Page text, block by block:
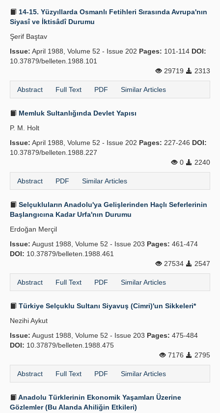
14-15. Yüzyıllarda Osmanlı Fetihleri Sırasında Avrupa'nın
Siyasî ve İktisâdî Durumu
Şerif Baştav
Issue: April 1988, Volume 52 - Issue 202 Pages: 101-114 DOI:
10.37879/belleten.1988.101
29719
2313
Abstract Full Text PDF Similar Articles
Memluk Sultanlığında Devlet Yapısı
P. M. Holt
Issue: April 1988, Volume 52 - Issue 202 Pages: 227-246 DOI:
10.37879/belleten.1988.227
0
2240
Abstract PDF Similar Articles
Selçukluların Anadolu'ya Gelişlerinden Haçlı Seferlerinin
Başlangıcına Kadar Urfa'nın Durumu
Erdoğan Merçil
Issue: August 1988, Volume 52 - Issue 203 Pages: 461-474
DOI: 10.37879/belleten.1988.461
27534
2547
Abstract Full Text PDF Similar Articles
Türkiye Selçuklu Sultanı Siyavuş (Cimri)'un Sikkeleri*
Nezihi Aykut
Issue: August 1988, Volume 52 - Issue 203 Pages: 475-484
DOI: 10.37879/belleten.1988.475
7176
2795
Abstract Full Text PDF Similar Articles
Anadolu Türklerinin Ekonomik Yaşamları Üzerine
Gözlemler (Bu Alanda Ahiliğin Etkileri)